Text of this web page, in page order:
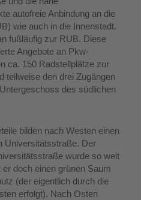
autofreie Anbindung an die
wie auch in die Innenstadt.
fußläufig zur RUB. Diese
Angebote an Pkw-
ca. 150 Radstellplätze zur
teilweise den drei Zugängen
des südlichen
bilden nach Westen einen
Universitätsstraße. Der
wurde so weit
doch einen grünen Saum
(der eigentlich durch die
erfolgt). Nach Osten